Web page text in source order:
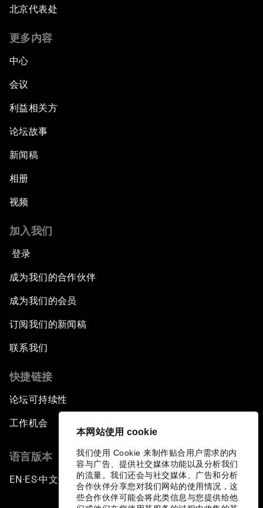
本网站使用 cookie
我们使用 Cookie 来制作贴合用户需求的内
容与广告、提供社交媒体功能以及分析我们
的流量。我们还会与社交媒体、广告和分析
合作伙伴分享您对我们网站的使用情况，这
些合作伙伴可能会将此类信息与您提供给他
北京代表处
更多内容
中心
会议
利益相关方
论坛故事
新闻稿
相册
视频
加入我们
登录
成为我们的合作伙伴
成为我们的会员
订阅我们的新闻稿
联系我们
快捷链接
论坛可持续性
工作机会
语言版本
EN ▪ES▪中文▪ 日本語